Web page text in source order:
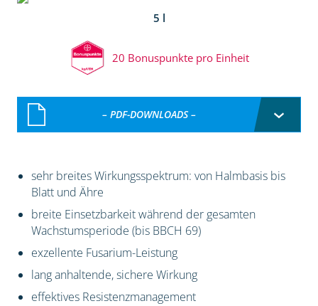
5 l
20 Bonuspunkte pro Einheit
– PDF-DOWNLOADS –
sehr breites Wirkungsspektrum: von Halmbasis bis
Blatt und Ähre
breite Einsetzbarkeit während der gesamten
Wachstumsperiode (bis BBCH 69)
exzellente Fusarium-Leistung
lang anhaltende, sichere Wirkung
effektives Resistenzmanagement